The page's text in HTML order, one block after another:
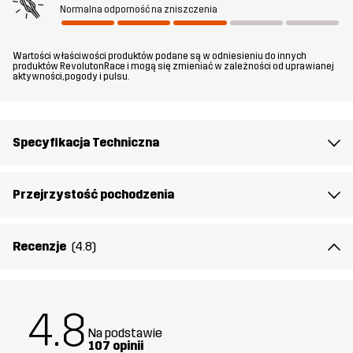
Materiał 1 100% Poliester (z recyklingu)
część tylna
Siatka 100% Poliester
Waga 583g w rozmiarze M
Normalna odporność na zniszczenia
Wartości właściwości produktów podane są w odniesieniu do innych
produktów RevolutonRace i mogą się zmieniać w zależności od uprawianej
aktywności, pogody i pulsu.
Specyfikacja Techniczna
Przejrzystość pochodzenia
Recenzje (4.8)
4.8 Na podstawie
107 opinii